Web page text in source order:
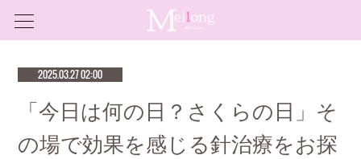
2025.03.27 02:00
「今日は何の日？さくらの日」そ
の場で効果を感じる針治療をお探